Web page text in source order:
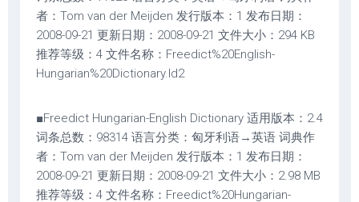
者：Tom van der Meijden 发行版本：1 发布日期：
2008-09-21 更新日期：2008-09-21 文件大小：294 KB
推荐等级：4 文件名称：Freedict%20English-
Hungarian%20Dictionary.ld2
■Freedict Hungarian-English Dictionary 适用版本：2.4
词条总数：98314 语言分类：匈牙利语→英语 词典作
者：Tom van der Meijden 发行版本：1 发布日期：
2008-09-21 更新日期：2008-09-21 文件大小：2.98 MB
推荐等级：4 文件名称：Freedict%20Hungarian-